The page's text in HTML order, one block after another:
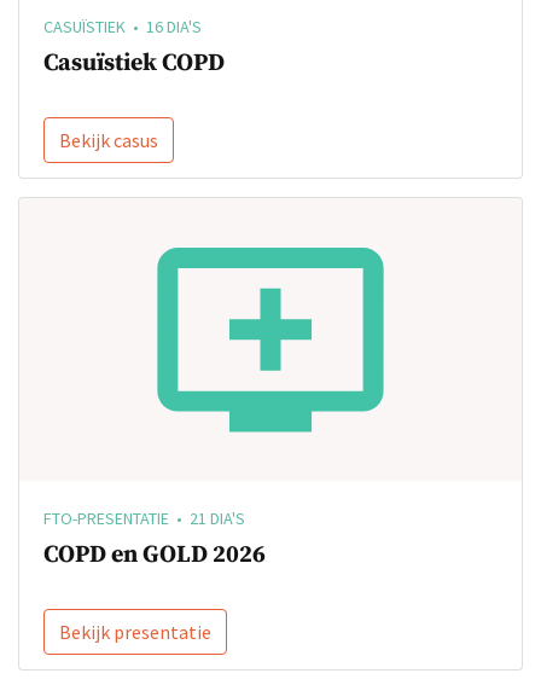
CASUÏSTIEK • 16 DIA'S
Casuïstiek COPD
Bekijk casus
FTO-PRESENTATIE • 21 DIA'S
COPD en GOLD 2026
Bekijk presentatie